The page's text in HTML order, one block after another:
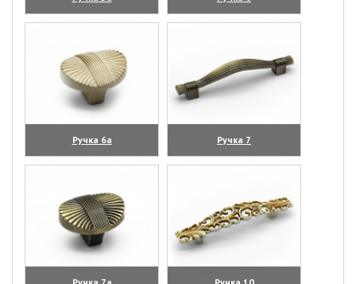
(увеличить)
(увеличить)
Ручка 6а
(увеличить)
Ручка 7
(увеличить)